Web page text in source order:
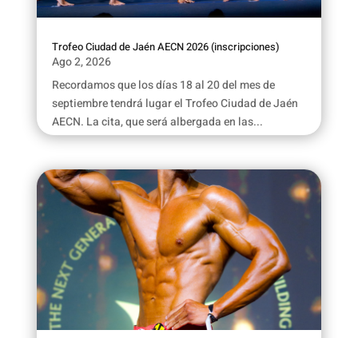
Trofeo Ciudad de Jaén AECN 2026 (inscripciones)
Ago 2, 2026
Recordamos que los días 18 al 20 del mes de
septiembre tendrá lugar el Trofeo Ciudad de Jaén
AECN. La cita, que será albergada en las...